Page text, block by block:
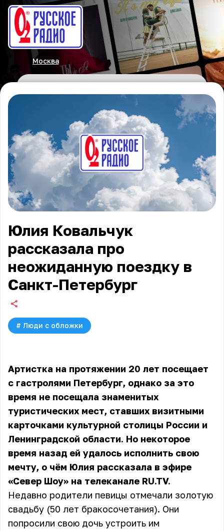
Москва
Юлия Ковальчук
рассказала про
неожиданную поездку в
Санкт-Петербург
# Люди с обложки
Артистка на протяжении 20 лет посещает
с гастролями Петербург, однако за это
время не посещала знаменитых
туристических мест, ставших визитными
карточками культурной столицы России и
Ленинградской области. Но некоторое
время назад ей удалось исполнить свою
мечту, о чём Юлия рассказала в эфире
«Север Шоу» на телеканале RU.TV.
Недавно родители певицы отмечали золотую
свадьбу (50 лет бракосочетания). Они
попросили свою дочь устроить им